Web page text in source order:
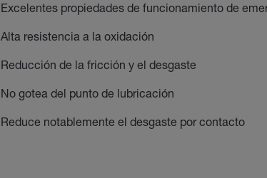
Excelentes propiedades de funcionamiento de
Alta resistencia a la oxidación
Reducción de la fricción y el desgaste
No gotea del punto de lubricación
Reduce notablemente el desgaste por contacto